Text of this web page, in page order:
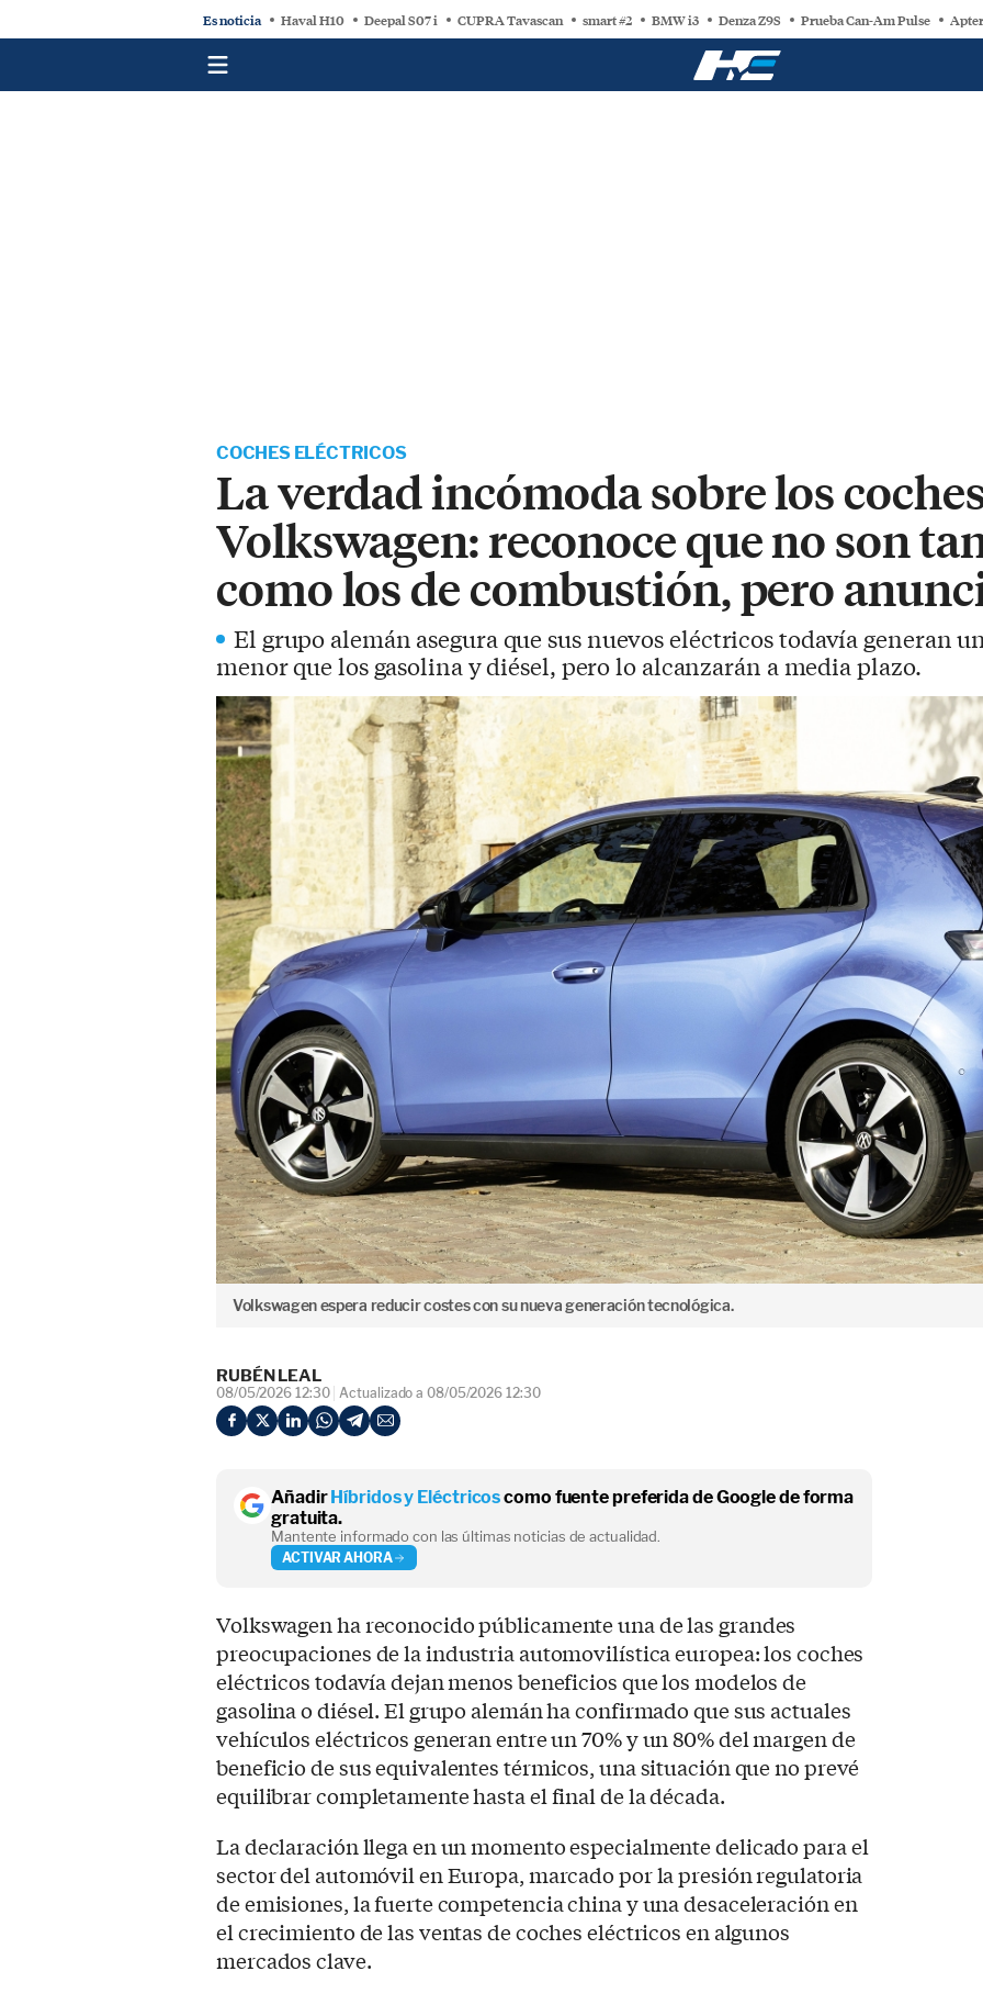
Es noticia Haval H10 Deepal S07 i CUPRA Tavascan smart #2 BMW i3 Denza Z9S Prueba Can-Am Pulse
COCHES ELÉCTRICOS
La verdad incómoda sobre los
Volkswagen: reconoce que no son
como los de combustión, pero
El grupo alemán asegura que sus nuevos eléctricos todavía generan
menor que los gasolina y diésel, pero lo alcanzarán a media plazo.
Volkswagen espera reducir costes con su nueva generación tecnológica.
RUBÉN LEAL
08/05/2026 12:30 Actualizado a 08/05/2026 12:30
Añadir Híbridos y Eléctricoscomo fuente preferida de Google de forma
gratuita.
Mantente informado con las últimas noticias de actualidad.
ACTIVAR AHORA
Volkswagen ha reconocido públicamente una de las grandes
preocupaciones de la industria automovilística europea: los coches
eléctricos todavía dejan menos beneficios que los modelos de
gasolina o diésel. El grupo alemán ha confirmado que sus actuales
vehículos eléctricos generan entre un 70% y un 80% del margen de
beneficio de sus equivalentes térmicos, una situación que no prevé
equilibrar completamente hasta el final de la década.
La declaración llega en un momento especialmente delicado para el
sector del automóvil en Europa, marcado por la presión regulatoria
de emisiones, la fuerte competencia china y una desaceleración en
el crecimiento de las ventas de coches eléctricos en algunos
mercados clave.